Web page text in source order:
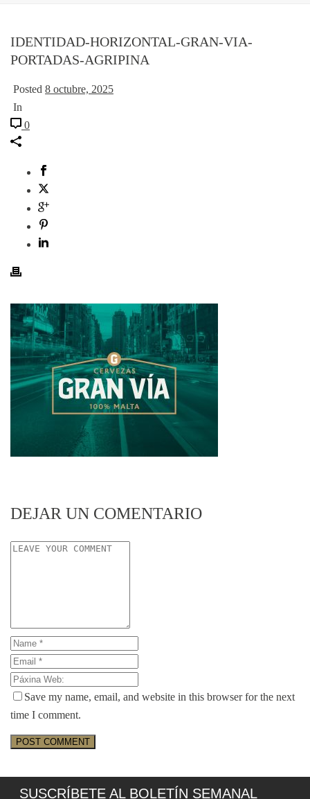
IDENTIDAD-HORIZONTAL-GRAN-VIA-
PORTADAS-AGRIPINA
Posted 8 octubre, 2025
In
0
DEJAR UN COMENTARIO
Save my name, email, and website in this browser for the next
time I comment.
SUSCRÍBETE AL BOLETÍN SEMANAL